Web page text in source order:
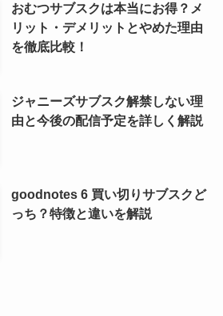
おむつサブスクは本当にお得？メ
リット・デメリットとやめた理由
を徹底比較！
ジャニーズサブスク解禁しない理
由と今後の配信予定を詳しく解説
goodnotes 6 買い切りサブスクど
っち？特徴と違いを解説